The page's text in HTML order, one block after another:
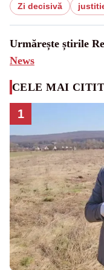
Zi decisivă
Urmărește știrile
News
CELE MAI
1